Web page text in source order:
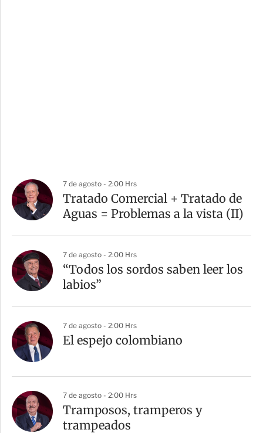
7 de agosto - 2:00 Hrs
Tratado Comercial + Tratado de
Aguas = Problemas a la vista (II)
7 de agosto - 2:00 Hrs
“Todos los sordos saben leer los
labios”
7 de agosto - 2:00 Hrs
El espejo colombiano
7 de agosto - 2:00 Hrs
Tramposos, tramperos y
trampeados